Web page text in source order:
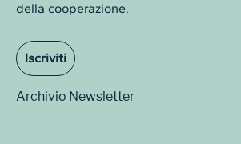
della cooperazione.
Iscriviti
Archivio Newsletter